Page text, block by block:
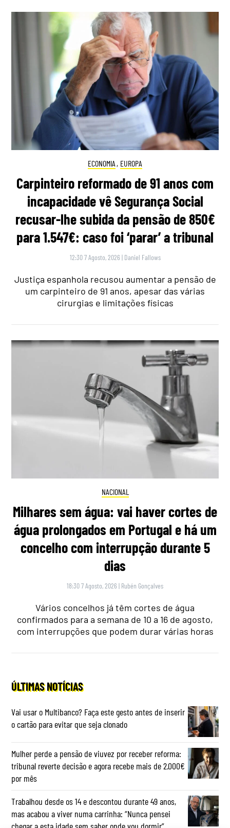
ECONOMIA , EUROPA
Carpinteiro reformado de 91 anos com
incapacidade vê Segurança Social
recusar-lhe subida da pensão de 850€
para 1.547€: caso foi ‘parar’ a tribunal
12:30 7 Agosto, 2026 | Daniel Fallows
Justiça espanhola recusou aumentar a pensão de
um carpinteiro de 91 anos, apesar das várias
cirurgias e limitações físicas
NACIONAL
Milhares sem água: vai haver cortes de
água prolongados em Portugal e há um
concelho com interrupção durante 5
dias
18:30 7 Agosto, 2026 | Rubén Gonçalves
Vários concelhos já têm cortes de água
confirmados para a semana de 10 a 16 de agosto,
com interrupções que podem durar várias horas
ÚLTIMAS NOTÍCIAS
Vai usar o Multibanco? Faça este gesto antes de inserir
o cartão para evitar que seja clonado
Mulher perde a pensão de viuvez por receber reforma:
tribunal reverte decisão e agora recebe mais de 2.000€
por mês
Trabalhou desde os 14 e descontou durante 49 anos,
mas acabou a viver numa carrinha: “Nunca pensei